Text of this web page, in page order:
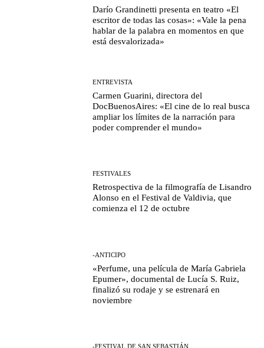
Darío Grandinetti presenta en teatro «El
escritor de todas las cosas»: «Vale la pena
hablar de la palabra en momentos en que
está desvalorizada»
ENTREVISTA
Carmen Guarini, directora del
DocBuenosAires: «El cine de lo real busca
ampliar los límites de la narración para
poder comprender el mundo»
FESTIVALES
Retrospectiva de la filmografía de Lisandro
Alonso en el Festival de Valdivia, que
comienza el 12 de octubre
-ANTICIPO
«Perfume, una película de María Gabriela
Epumer», documental de Lucía S. Ruiz,
finalizó su rodaje y se estrenará en
noviembre
-FESTIVAL DE SAN SEBASTIÁN